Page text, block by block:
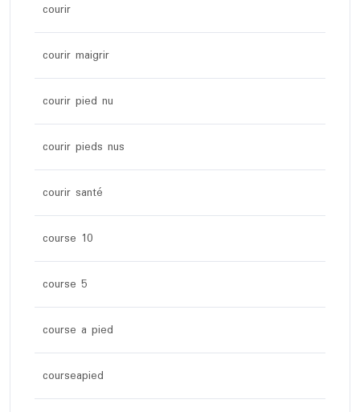
courir
courir maigrir
courir pied nu
courir pieds nus
courir santé
course 10
course 5
course a pied
courseapied